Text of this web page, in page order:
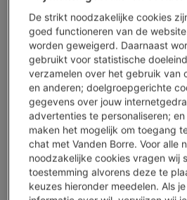
Debetrentevoet 6,24%, Kredietkost
Koop nu
Vanden Borre Life Groot
Verleng de levensduur van je
Dit product wordt15 jaar na
Meer info
De strikt noodzakelijke cookies
goed functioneren van de
worden geweigerd. Daarnaast
gebruikt voor statistische
verzamelen over het gebruik van
en anderen; doelgroepgerichte
gegevens over jouw
advertenties te personaliseren;
maken het mogelijk om toegang
chat met Vanden Borre. Voor alle
noodzakelijke cookies vragen wij
toestemming alvorens deze te
keuzes hieronder meedelen. Als